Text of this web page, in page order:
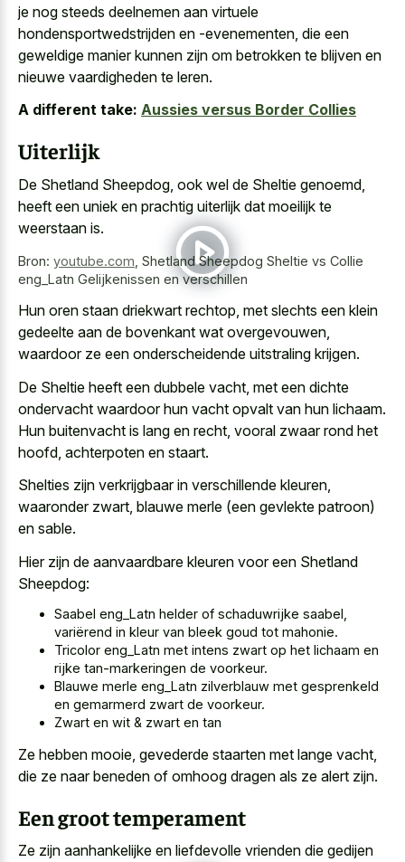
je nog steeds deelnemen aan virtuele
hondensportwedstrijden en -evenementen, die een
geweldige manier kunnen zijn om betrokken te blijven en
nieuwe vaardigheden te leren.
A different take: Aussies versus Border Collies
Uiterlijk
De Shetland Sheepdog, ook wel de Sheltie genoemd,
heeft een uniek en prachtig uiterlijk dat moeilijk te
weerstaan is.
Bron: youtube.com Shetland Sheepdog Sheltie vs Collie
eng_Latn Gelijkenissen en verschillen
Hun oren staan driekwart rechtop, met slechts een klein
gedeelte aan de bovenkant wat overgevouwen,
waardoor ze een onderscheidende uitstraling krijgen.
De Sheltie heeft een dubbele vacht, met een dichte
ondervacht waardoor hun vacht opvalt van hun lichaam.
Hun buitenvacht is lang en recht, vooral zwaar rond het
hoofd, achterpoten en staart.
Shelties zijn verkrijgbaar in verschillende kleuren,
waaronder zwart, blauwe merle (een gevlekte patroon)
en sable.
Hier zijn de aanvaardbare kleuren voor een Shetland
Sheepdog:
Saabel eng_Latn helder of schaduwrijke saabel,
variërend in kleur van bleek goud tot mahonie.
Tricolor eng_Latn met intens zwart op het lichaam en
rijke tan-markeringen de voorkeur.
Blauwe merle eng_Latn zilverblauw met gesprenkeld
en gemarmerd zwart de voorkeur.
Zwart en wit & zwart en tan
Ze hebben mooie, gevederde staarten met lange vacht,
die ze naar beneden of omhoog dragen als ze alert zijn.
Een groot temperament
Ze zijn aanhankelijke en liefdevolle vrienden die gedijen